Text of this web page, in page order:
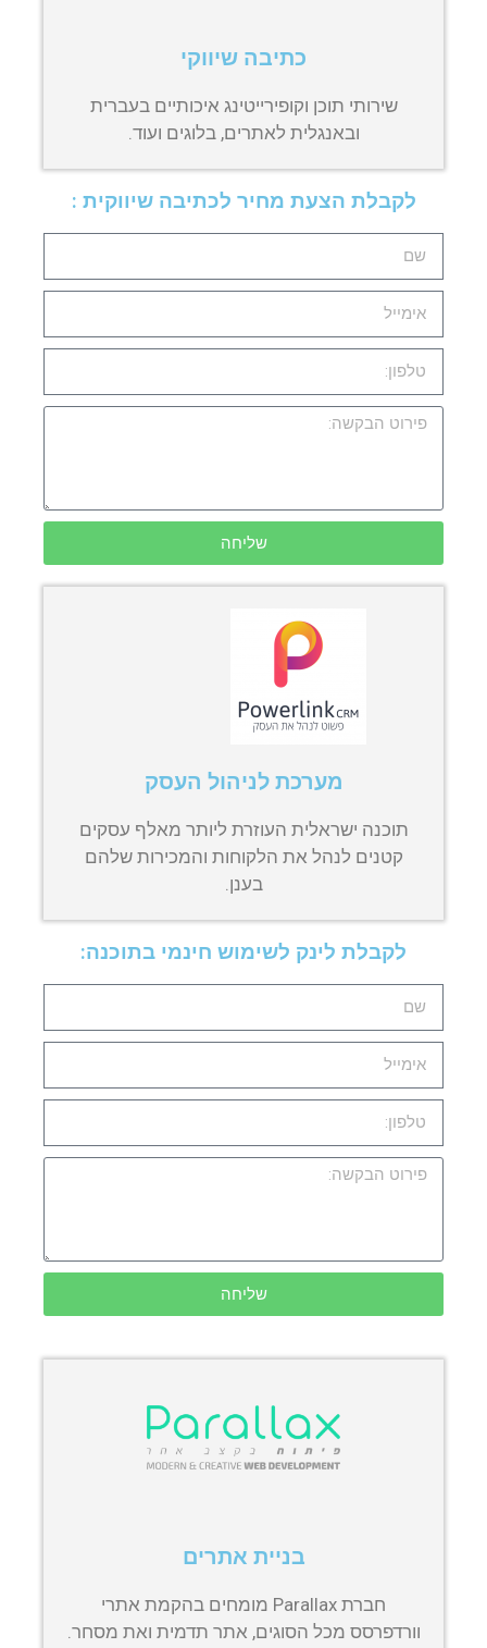
כתיבה שיווקי
שירותי תוכן וקופירייטינג איכותיים בעברית
ובאנגלית לאתרים, בלוגים ועוד.
לקבלת הצעת מחיר לכתיבה שיווקית :
שליחה
מערכת לניהול העסק
תוכנה ישראלית העוזרת ליותר מאלף עסקים
קטנים לנהל את הלקוחות והמכירות שלהם
בענן.
לקבלת לינק לשימוש חינמי בתוכנה:
שליחה
בניית אתרים
חברת Parallax מומחים בהקמת אתרי
וורדפרסס מכל הסוגים, אתר תדמית ואת מסחר.